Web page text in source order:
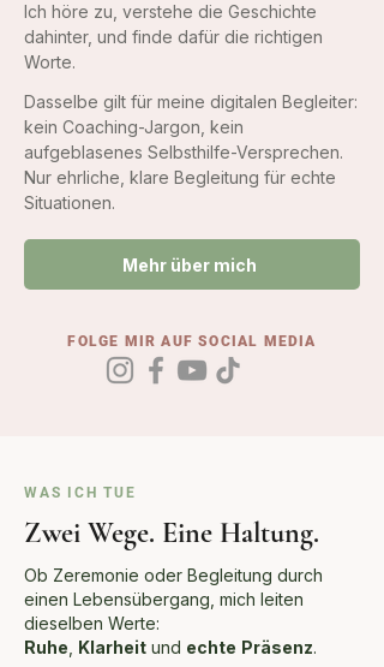
Ich höre zu, verstehe die Geschichte
dahinter, und finde dafür die richtigen
Worte.
Dasselbe gilt für meine digitalen Begleiter:
kein Coaching-Jargon, kein
aufgeblasenes Selbsthilfe-Versprechen.
Nur ehrliche, klare Begleitung für echte
Situationen.
Mehr über mich
FOLGE MIR AUF SOCIAL MEDIA
WAS ICH TUE
Zwei Wege. Eine Haltung.
Ob Zeremonie oder Begleitung durch
einen Lebensübergang, mich leiten
dieselben Werte:
Ruhe Klarheit und echte Präsenz.